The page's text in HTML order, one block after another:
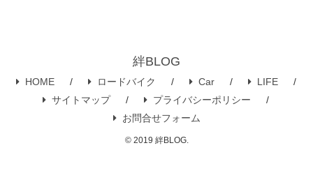
絆BLOG
HOME ロードバイク Car
LIFE
サイトマップ
プライバシーポリシー
お問合せフォーム
© 2019 絆BLOG.